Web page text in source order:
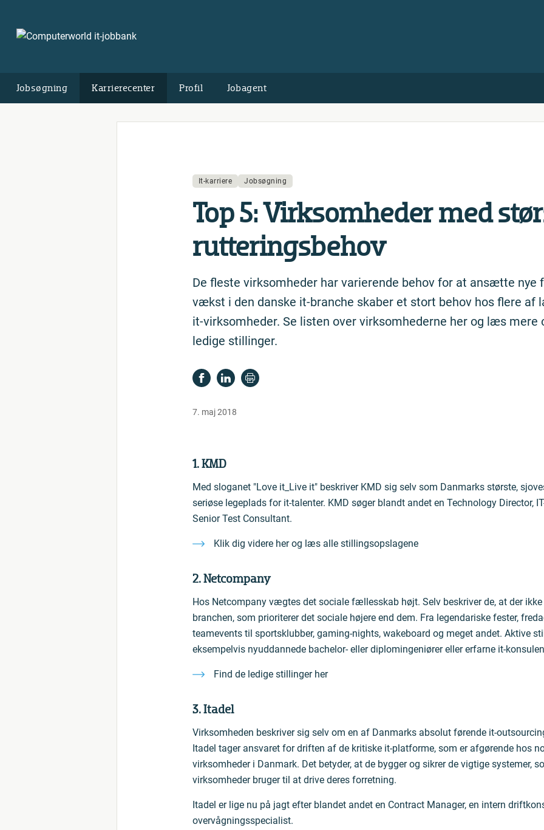
Jobsøgning Karrierecenter Profil Jobagent
It-karriere Jobsøgning
Top 5: Virk­som­he­der med
rut­te­rings­be­hov
De fleste virksomheder har varierende behov for at ansætte nye
vækst i den danske it-branche skaber et stort behov hos flere af
it-virksomheder. Se listen over virksomhederne her og læs mere
ledige stillinger.
7. maj 2018
1. KMD
Med sloganet "Love it_Live it" beskriver KMD sig selv som Danmarks største,
seriøse legeplads for it-talenter. KMD søger blandt andet en Technology Director,
Senior Test Consultant.
Klik dig videre her og læs alle stillingsopslagene
2. Netcompany
Hos Netcompany vægtes det sociale fællesskab højt. Selv beskriver de, at der
branchen, som prioriterer det sociale højere end dem. Fra legendariske fester,
teamevents til sportsklubber, gaming-nights, wakeboard og meget andet. Aktive
eksempelvis nyuddannede bachelor- eller diplomingeniører eller erfarne it-
Find de ledige stillinger her
3. Itadel
Virksomheden beskriver sig selv om en af Danmarks absolut førende it-
Itadel tager ansvaret for driften af de kritiske it-platforme, som er afgørende hos
virksomheder i Danmark. Det betyder, at de bygger og sikrer de vigtige systemer,
virksomheder bruger til at drive deres forretning.
Itadel er lige nu på jagt efter blandet andet en Contract Manager, en intern
overvågningsspecialist.